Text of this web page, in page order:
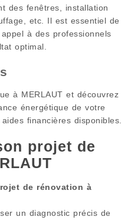
des fenêtres, installation
etc. Il est essentiel de
à des professionnels
optimal.
à MERLAUT et découvrez
énergétique de votre
financières disponibles.
projet de
de rénovation à
un diagnostic précis de